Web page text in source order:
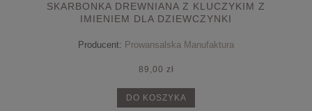
SKARBONKA DREWNIANA Z KLUCZYKIM Z
IMIENIEM DLA DZIEWCZYNKI
Producent: Prowansalska Manufaktura
89,00 zł
DO KOSZYKA